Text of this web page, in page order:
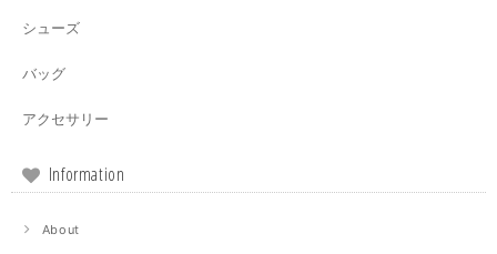
シューズ
バッグ
アクセサリー
Information
About